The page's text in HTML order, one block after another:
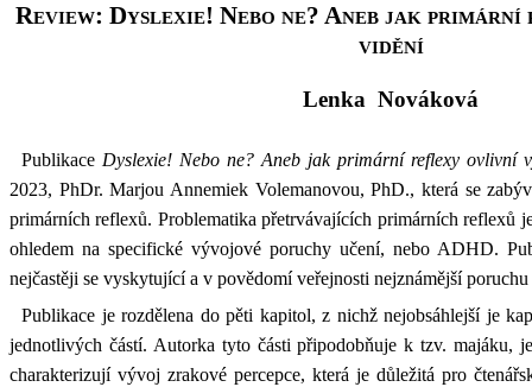
Review: Dyslexie! Nebo ne? Aneb jak
vidění
Lenka Nováková
Publikace Dyslexie! Nebo ne? Aneb jak primární reflexy ovlivní
2023, PhDr. Marjou Annemiek Volemanovou, PhD., která se
primárních reflexů. Problematika přetrvávajících primárních reflexů
ohledem na specifické vývojové poruchy učení, nebo ADHD.
nejčastěji se vyskytující a v povědomí veřejnosti nejznámější
Publikace je rozdělena do pěti kapitol, z nichž nejobsáhlejší je
jednotlivých částí. Autorka tyto části připodobňuje k tzv. majáku,
charakterizují vývoj zrakové percepce, která je důležitá pro